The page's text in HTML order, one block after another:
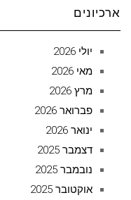
ארכיונים
יולי 2026
מאי 2026
מרץ 2026
פברואר 2026
ינואר 2026
דצמבר 2025
נובמבר 2025
אוקטובר 2025